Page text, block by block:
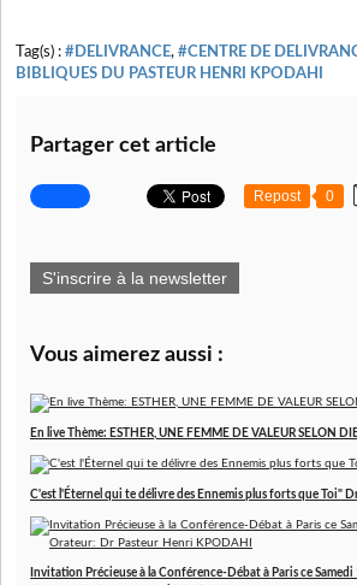
Tag(s) : #DELIVRANCE, #CENTRE DE
BIBLIQUES DU PASTEUR HENRI KPODAHI
Partager cet article
Repost 0
S'inscrire à la newsletter
Vous aimerez aussi :
En live Thème: ESTHER, UNE FEMME DE VALEUR SELON
C'est l'Éternel qui te délivre des Ennemis plus forts que Toi"
Invitation Précieuse à la Conférence-Débat à Paris ce